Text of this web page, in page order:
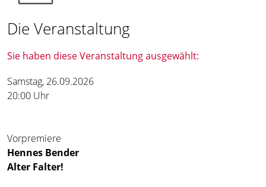
Die Veranstaltung
Sie haben diese Veranstaltung ausgewählt:
Samstag, 26.09.2026
20:00 Uhr
Vorpremiere
Hennes Bender
Alter Falter!